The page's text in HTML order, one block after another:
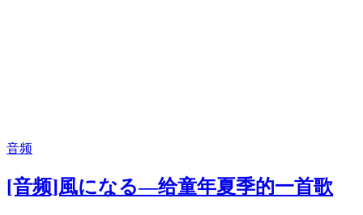
音频
[音频]風になる—给童年夏季的一首歌